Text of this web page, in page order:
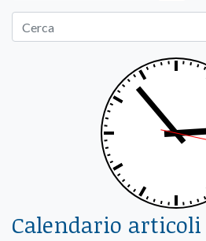
Calendario articoli